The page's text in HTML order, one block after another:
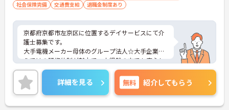
社会保険完備
交通費支給 退職金制度あり
京都府京都市左京区に位置するデイサービスにて介
護士募集です。
大手電機メーカー母体のグループ法人☆大手企業な
らではの研修体制が魅力で、未経験の方でも安心し
てチャレンジできる環境です。
また、年間休日114日とお休みも多め、メリハリを
つけてはたらくことができます。
ご興味のある方には、面接対策ポイントなど、さら
に詳細をお話いたしますので、お気軽にご相談くだ
詳細を見る 無料 紹介してもらう